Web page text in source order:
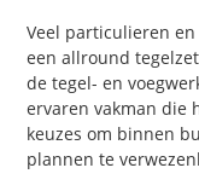
Veel particulieren
een allround
de tegel- en
ervaren vakman die
keuzes om binnen
plannen te